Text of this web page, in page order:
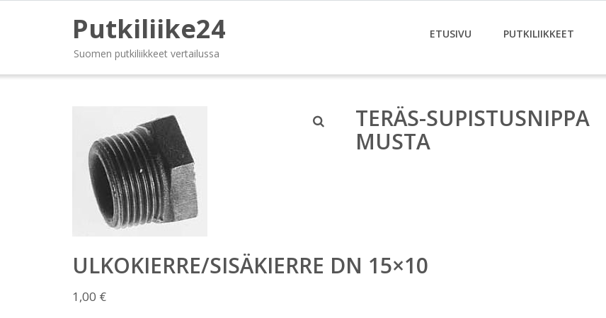
Putkiliike24
Suomen putkiliikkeet vertailussa
ETUSIVU PUTKILIIKKEET
TERÄS-SUPISTUSNIPPA
MUSTA
ULKOKIERRE/SISÄKIERRE DN 15×10
1,00 €